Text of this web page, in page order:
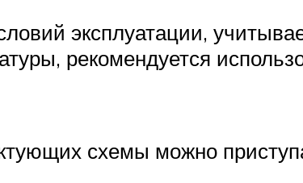
эксплуатации,
рекомендуется
схемы можно